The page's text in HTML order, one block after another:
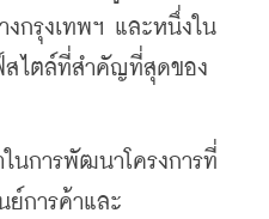
งกรุงเทพฯ และหนึ่งใน
สไตล์ที่สำคัญที่สุดของ
การพัฒนาโครงการที่
ย์การค้าและ